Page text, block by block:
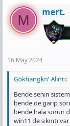
yaparsam takılma
Açıkçası başlarda
VPN (Exitlag)
Liberty adlı
mavi ekran verdi
Yine seviye kasma
yaşadığım
ve yine ALT + TAB
da Discord
Nacizane çok bilgi
sebep olabilecek
Deneyimleyip
M mert.
16 May 2024
Gökhangkn' Alıntı:
Bende senin
bende de garip
bende hala sorun
win11 de sıkıntı